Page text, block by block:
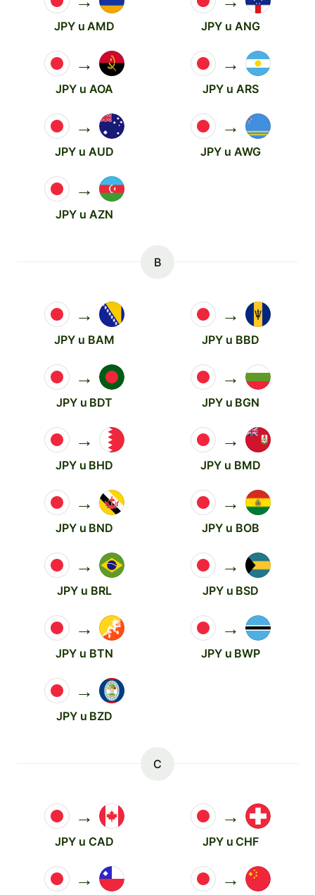
JPY u AMD JPY u ANG
→
JPY u AOA
→
JPY u ARS
→
JPY u AUD
→
JPY u AWG
→
JPY u AZN
B
→
JPY u BAM
→
JPY u BBD
→
JPY u BDT
→
JPY u BGN
→
JPY u BHD
→
JPY u BMD
→
JPY u BND
→
JPY u BOB
→
JPY u BRL
→
JPY u BSD
→
JPY u BTN
→
JPY u BWP
→
JPY u BZD
C
→
JPY u CAD
→
JPY u CHF
→ →